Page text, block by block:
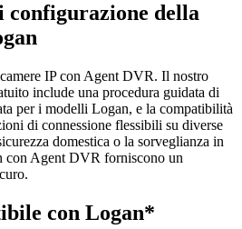
della
IP con Agent DVR. Il nostro
include una procedura guidata di
per i modelli Logan, e la compatibilità
di connessione flessibili su diverse
domestica o la sorveglianza in
con Agent DVR forniscono un
con Logan*